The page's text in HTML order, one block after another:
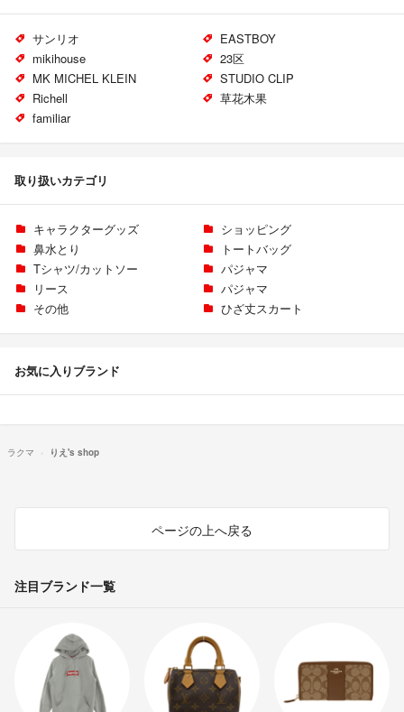
サンリオ
EASTBOY
mikihouse
23区
MK MICHEL KLEIN
STUDIO CLIP
Richell
草花木果
familiar
取り扱いカテゴリ
キャラクターグッズ
ショッピング
鼻水とり
トートバッグ
Tシャツ/カットソー
パジャマ
リース
パジャマ
その他
ひざ丈スカート
お気に入りブランド
ラクマ りえ's shop
ページの上へ戻る
注目ブランド一覧